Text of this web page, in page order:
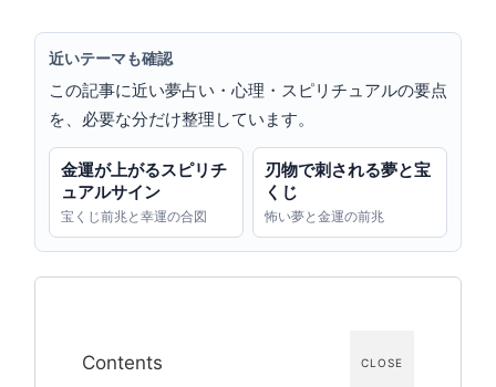
近いテーマも確認
この記事に近い夢占い・心理・スピリチュアルの要点
を、必要な分だけ整理しています。
金運が上がるスピリチ
ュアルサイン
宝くじ前兆と幸運の合図
刃物で刺される夢と宝
くじ
怖い夢と金運の前兆
CLOSE
Contents